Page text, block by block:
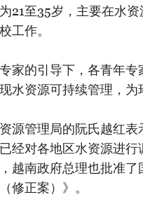
21至35岁，主要在水
工作。
家的引导下，各青年
水资源可持续管理，为
源管理局的阮氏越红
经对各地区水资源进
越南政府总理也批准
修正案）》。